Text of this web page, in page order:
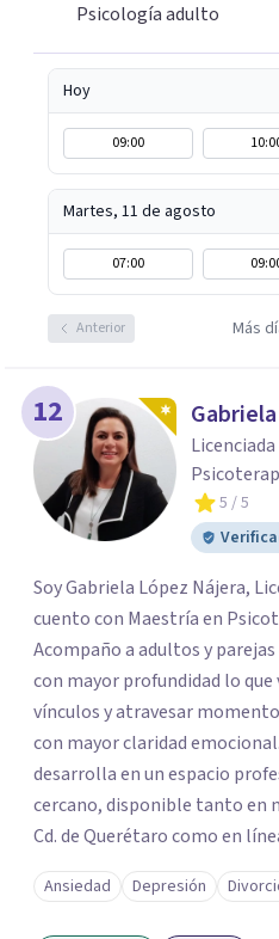
Psicología adulto
Hoy
09:00
Martes, 11 de agosto
07:00
Anterior Más
12
5 / 5
Soy Gabriela López Nájera,
cuento con Maestría en
Acompaño a adultos y
con mayor profundidad lo
vínculos y atravesar
con mayor claridad
desarrolla en un espacio
cercano, disponible tanto en
Cd. de Querétaro como en
Ansiedad Depresión